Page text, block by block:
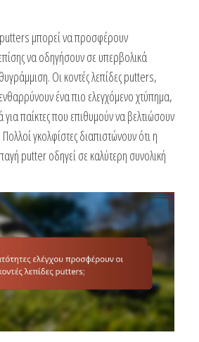
μπορεί να προσφέρουν
να οδηγήσουν σε υπερβολικά
Οι κοντές λεπίδες putters,
ένα πιο ελεγχόμενο χτύπημα,
για παίκτες που επιθυμούν να βελτιώσουν
γκολφίστες διαπιστώνουν ότι η
putter οδηγεί σε καλύτερη συνολική